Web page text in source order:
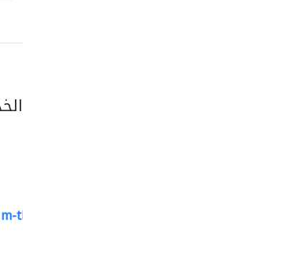
m-three building materials